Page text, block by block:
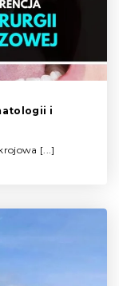
i
[...]